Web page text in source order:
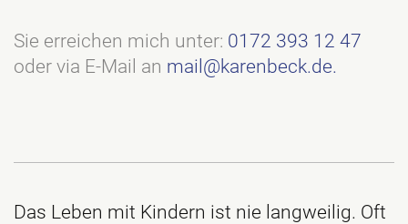
Sie erreichen mich unter: 0172 393 12 47
oder via E-Mail an mail@karenbeck.de.
Das Leben mit Kindern ist nie langweilig. Oft